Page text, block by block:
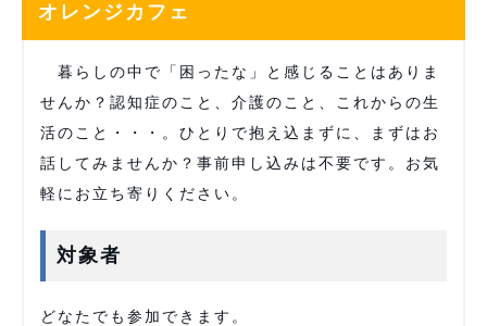
オレンジカフェ
暮らしの中で「困ったな」と感じることはありま
せんか？認知症のこと、介護のこと、これからの生
活のこと・・・。ひとりで抱え込まずに、まずはお
話してみませんか？事前申し込みは不要です。お気
軽にお立ち寄りください。
対象者
どなたでも参加できます。